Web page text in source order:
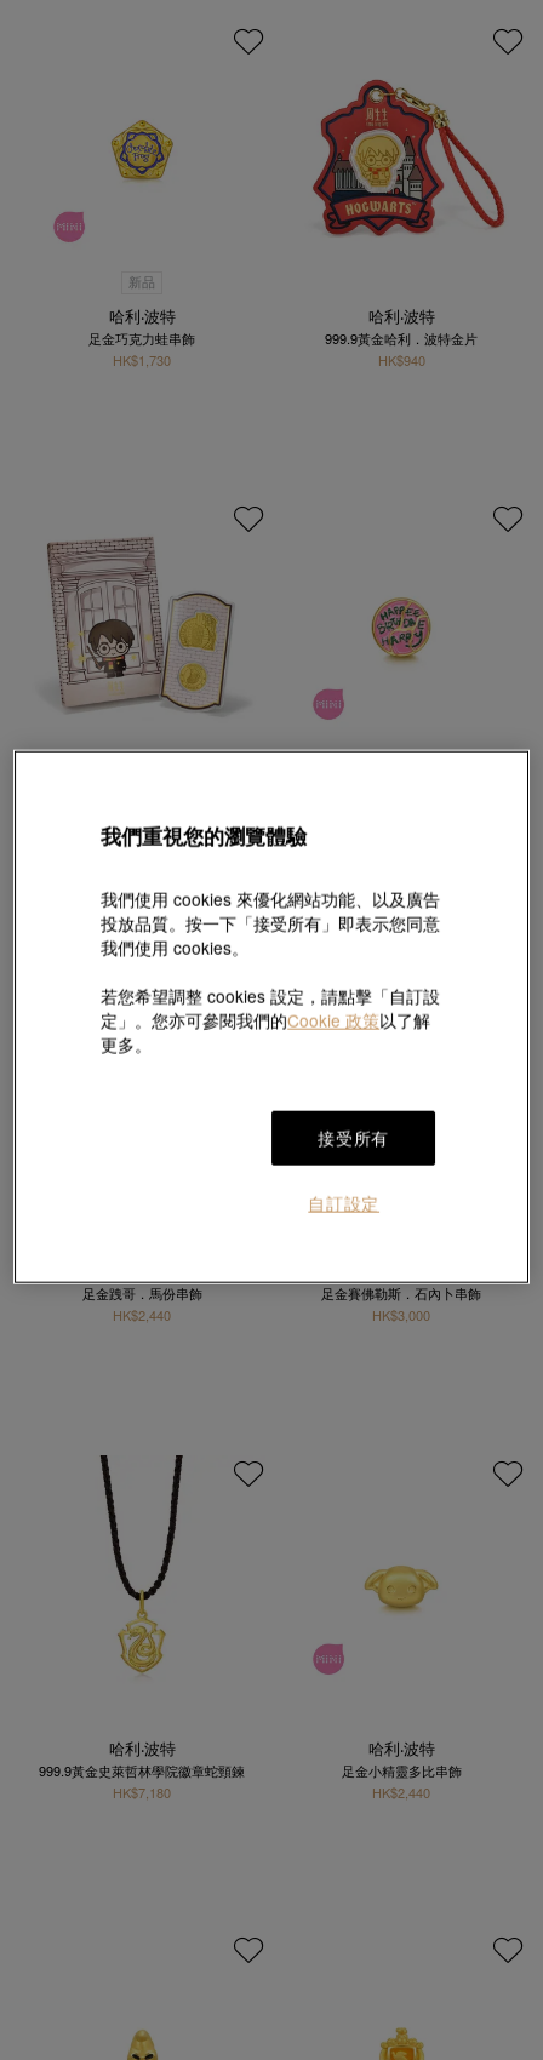
新品
哈利‧波特
足金巧克力蛙串飾
HK$1,730
哈利‧波特
999.9黃金哈利．波特金片
HK$940
HK$1,740
足金跩哥．馬份串飾
HK$2,440
足金賽佛勒斯．石內卜串飾
HK$3,000
哈利‧波特
999.9黃金史萊哲林學院徽章蛇頸鍊
HK$7,180
哈利‧波特
足金小精靈多比串飾
HK$2,440
我們重視您的瀏覽體驗
我們使用 cookies 來優化網站功能、以及廣告
投放品質。按一下「接受所有」即表示您同意
我們使用 cookies。
若您希望調整 cookies 設定，請點擊「自訂設
定」。您亦可參閱我們的Cookie 政策以了解
更多。
接受所有
自訂設定